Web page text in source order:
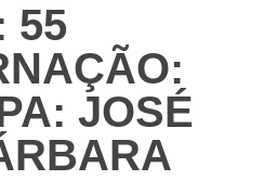
55
JOSÉ